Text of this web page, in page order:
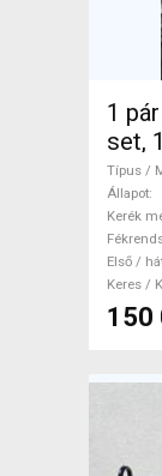
1
set,
RIM
Típus /
Állapot
Kerék
Első /
Keres /
150